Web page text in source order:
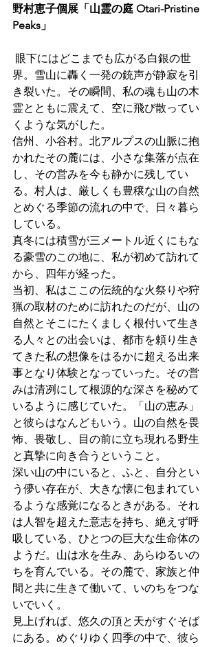
野村恵子個展「山霊の庭 Otari-Pristine
Peaks」
界。雪山に轟く一発の銃声が静寂を引
き裂いた。その瞬間、私の魂も山の木
霊とともに震えて、空に飛び散ってい
くような気がした。
信州、小谷村。北アルプスの山脈に抱
かれたその麓には、小さな集落が点在
し、その営みを今も静かに残してい
る。村人は、厳しくも豊穣な山の自然
とめぐる季節の流れの中で、日々暮ら
している。
真冬には積雪が三メートル近くにもな
る豪雪のこの地に、私が初めて訪れて
から、四年が経った。
当初、私はここの伝統的な火祭りや狩
猟の取材のために訪れたのだが、山の
自然とそこにたくましく根付いて生き
る人々との出会いは、都市を頼り生き
てきた私の想像をはるかに超える出来
事となり体験となっていった。その営
みは清冽にして根源的な深さを秘めて
いるように感じていた。「山の恵み」
と彼らはなんどもいう。山の自然を畏
怖、畏敬し、目の前に立ち現れる野生
と真摯に向き合うということ。
深い山の中にいると、ふと、自分とい
う儚い存在が、大きな懐に包まれてい
るような感覚になるときがある。それ
は人智を超えた意志を持ち、絶えず呼
吸している、ひとつの巨大な生命体の
ようだ。山は水を生み、あらゆるいの
ちを育んでいる。その麓で、家族と仲
間と共に生きて働いて、いのちをつな
いでいく。
見上げれば、悠久の頂と天がすぐそば
にある。めぐりゆく四季の中で、彼ら